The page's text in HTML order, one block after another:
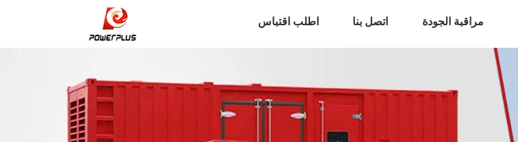
مراقبة الجودة اتصل بنا اطلب اقتباس